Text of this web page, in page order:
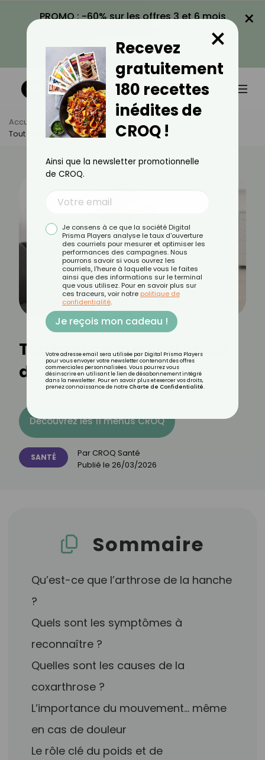
PROMO : -60% sur les offres 3 et 6 mois
VOIR LA PROMO
×
Accueil Actus
Santé
Tout Savoir Sur L’arthrose De La Hanche
Tout savoir sur l’arthrose
de la hanche
Découvrez les 11 menus CROQ
SANTÉ Par CROQ Santé
Publié le 26/03/2026
Sommaire
Qu’est-ce que l’arthrose de la hanche
?
Quels sont les symptômes à
reconnaître ?
Quelles sont les causes de la
coxarthrose ?
L’importance du mouvement… même
en cas de douleur
Le rôle clé du poids et de
Recevez
gratuitement
180 recettes
inédites de
CROQ !
×
Ainsi que la newsletter promotionnelle
de CROQ.
Je consens à ce que la société Digital
Prisma Players analyse le taux d'ouverture
des courriels pour mesurer et optimiser les
performances des campagnes. Nous
pourrons savoir si vous ouvrez les
courriels, l'heure à laquelle vous le faites
ainsi que des informations sur le terminal
que vous utilisez. Pour en savoir plus sur
ces traceurs, voir notre politique de
confidentialité.
Je reçois mon cadeau !
Votre adresse email sera utilisée par Digital Prisma Players
pour vous envoyer votre newsletter contenant des offres
commerciales personnalisées. Vous pourrez vous
désinscrire en utilisant le lien de désabonnement intégré
dans la newsletter. Pour en savoir plus et exercer vos droits,
prenez connaissance de notre Charte de Confidentialité.